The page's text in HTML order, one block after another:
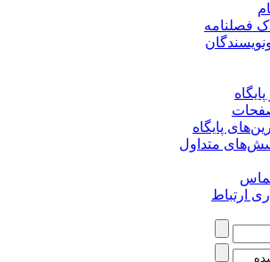
فصلنامه
پایگاه
متداول
ارتباط